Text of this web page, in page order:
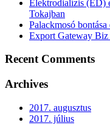
Elektrodialízis (ED)
Tokajban
Palackmosó bontása
Export Gateway Biz
Recent Comments
Archives
2017. augusztus
2017. július